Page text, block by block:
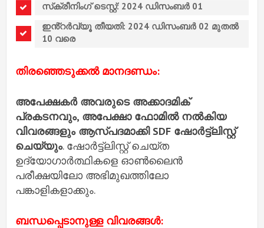
സ്‌ക്രീനിംഗ് ടെസ്റ്റ്: 2024 ഡിസംബർ 01
ഇൻ്റർവ്യൂ തീയതി: 2024 ഡിസംബർ 02 മുതൽ
10 വരെ
തിരഞ്ഞെടുക്കൽ മാനദണ്ഡം:
അപേക്ഷകർ അവരുടെ അക്കാദമിക്
പ്രകടനവും, അപേക്ഷാ ഫോമിൽ നൽകിയ
വിവരങ്ങളും ആസ്പദമാക്കി SDF ഷോർട്ട്‌ലിസ്റ്റ്
ചെയ്യും. ഷോർട്ട്‌ലിസ്റ്റ് ചെയ്ത
ഉദ്യോഗാർത്ഥികളെ ഓൺലൈൻ
പരീക്ഷയിലോ അഭിമുഖത്തിലോ
പങ്കാളികളാക്കും.
ബന്ധപ്പെടാനുള്ള വിവരങ്ങൾ: